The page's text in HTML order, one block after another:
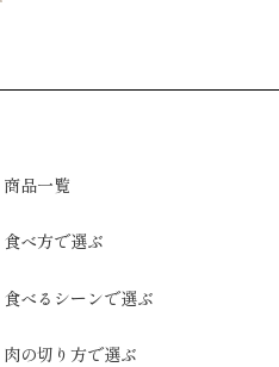
商品一覧
食べ方で選ぶ
食べるシーンで選ぶ
肉の切り方で選ぶ